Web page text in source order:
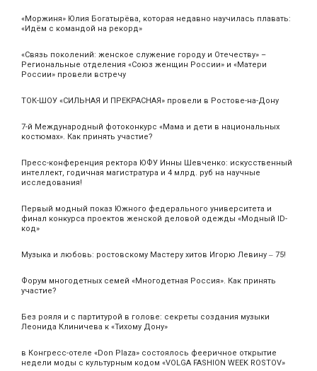
«Моржиня» Юлия Богатырёва, которая недавно научилась плавать:
«Идём с командой на рекорд»
«Связь поколений: женское служение городу и Отечеству» –
Региональные отделения «Союз женщин России» и «Матери
России» провели встречу
ТОК-ШОУ «СИЛЬНАЯ И ПРЕКРАСНАЯ» провели в Ростове-на-Дону
7-й Международный фотоконкурс «Мама и дети в национальных
костюмах». Как принять участие?
Пресс-конференция ректора ЮФУ Инны Шевченко: искусственный
интеллект, годичная магистратура и 4 млрд. руб на научные
исследования!
Первый модный показ Южного федерального университета и
финал конкурса проектов женской деловой одежды «Модный ID-
код»
Музыка и любовь: ростовскому Мастеру хитов Игорю Левину ‒ 75!
Форум многодетных семей «Многодетная Россия». Как принять
участие?
Без рояля и с партитурой в голове: секреты создания музыки
Леонида Клиничева к «Тихому Дону»
в Конгресс-отеле «Don Plaza» состоялось фееричное открытие
недели моды с культурным кодом «VOLGA FASHION WEEK ROSTOV»